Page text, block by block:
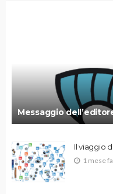
Messaggio
Il viaggio
1 mese fa